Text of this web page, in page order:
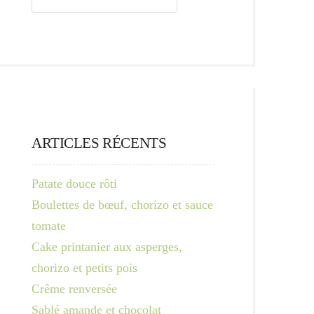
ARTICLES RÉCENTS
Patate douce rôti
Boulettes de bœuf, chorizo et sauce
tomate
Cake printanier aux asperges,
chorizo et petits pois
Crême renversée
Sablé amande et chocolat